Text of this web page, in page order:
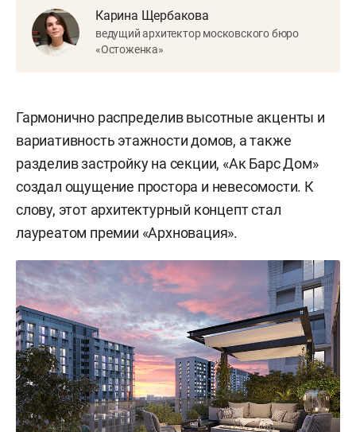
Карина Щербакова
ведущий архитектор московского бюро
«Остоженка»
Гармонично распределив высотные акценты и
вариативность этажности домов, а также
разделив застройку на секции, «Ак Барс Дом»
создал ощущение простора и невесомости. К
слову, этот архитектурный концепт стал
лауреатом премии «Архновация».